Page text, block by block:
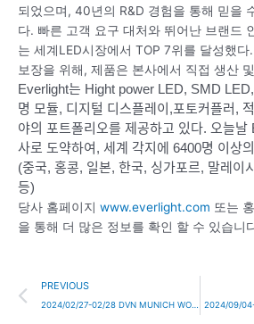
되었으며, 40년의 R&D 경험을 통해 믿을
다. 빠른 고객 요구 대처와 뛰어난 브랜드
는 세계LED시장에서 TOP 7위를 달성했
보장을 위해, 제품은 본사에서 직접 생산
Everlight는 Hight power LED, SMD
명 모듈, 디지털 디스플레이,포토커플러,
야의 포트폴리오를 제공하고 있다. 오늘날
사로 도약하여, 세계 각지에 6400명 이상
(중국, 홍콩, 일본, 한국, 싱가포르, 말레이
등)
당사 홈페이지 www.everlight.com 또는
을 통해 더 많은 정보를 확인 할 수 있습니
Prev
PREVIOUS
2024/02/27-02/28 DVN MUNICH WORKSHOP 2024/09/